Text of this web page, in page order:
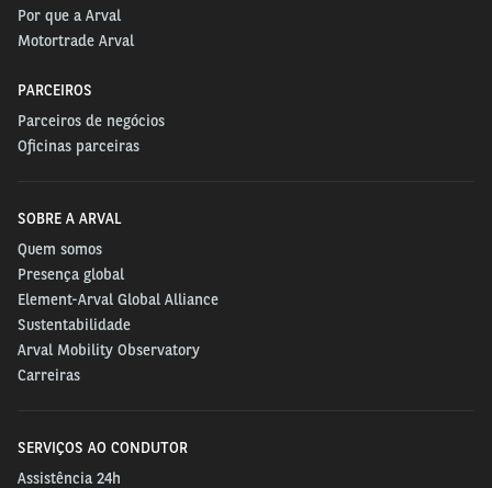
Por que a Arval
Motortrade Arval
PARCEIROS
Parceiros de negócios
Oficinas parceiras
SOBRE A ARVAL
Quem somos
Presença global
Element-Arval Global Alliance
Sustentabilidade
Arval Mobility Observatory
Carreiras
SERVIÇOS AO CONDUTOR
Assistência 24h